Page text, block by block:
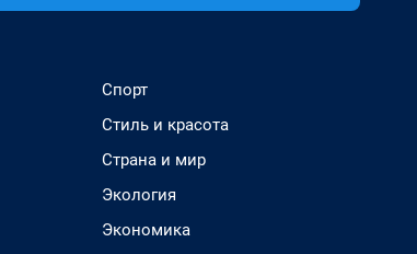
Спорт
Стиль и красота
Страна и мир
Экология
Экономика